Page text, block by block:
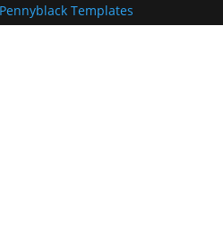
Pennyblack Templates